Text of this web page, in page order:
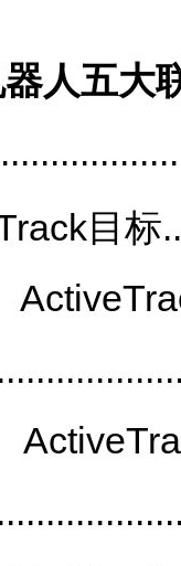
人五大
目标
...........
.........